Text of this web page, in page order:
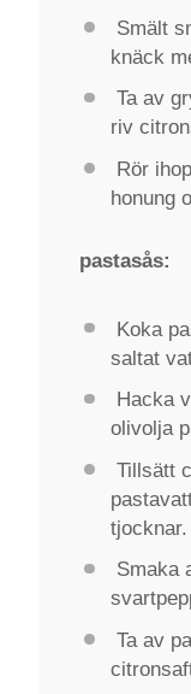
Smält
knäck
Ta av
riv
Rör
honung
pastasås:
Koka
saltat
Hacka
olivolja
Tillsätt
tjocknar.
Smaka
Ta av